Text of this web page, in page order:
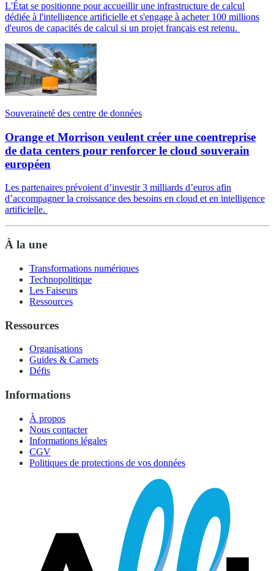
L'État se positionne pour accueillir une infrastructure de calcul
dédiée à l'intelligence artificielle et s'engage à acheter 100 millions
d'euros de capacités de calcul si un projet français est retenu.
Souveraineté des centre de données
Orange et Morrison veulent créer une coentreprise
de data centers pour renforcer le cloud souverain
européen
Les partenaires prévoient d’investir 3 milliards d’euros afin
d’accompagner la croissance des besoins en cloud et en intelligence
artificielle.
À la une
Transformations numériques
Technopolitique
Les Faiseurs
Ressources
Ressources
Organisations
Guides & Carnets
Défis
Informations
À propos
Nous contacter
Informations légales
CGV
Politiques de protections de vos données